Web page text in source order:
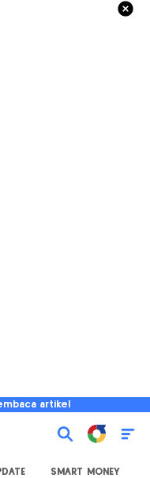
artikel
SMART MONEY